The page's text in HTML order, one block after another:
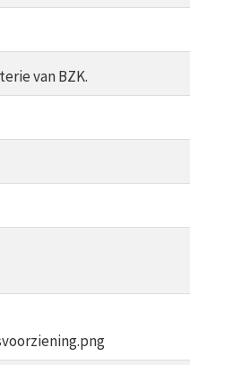
van BZK.